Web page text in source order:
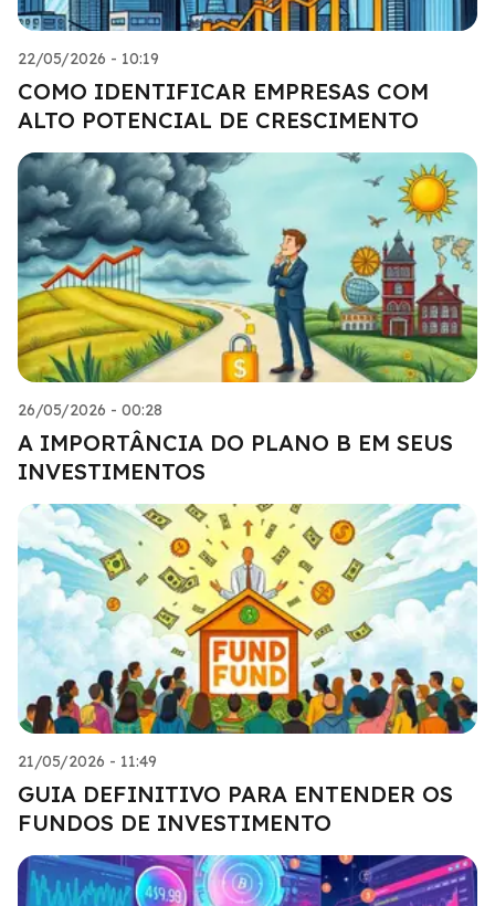
22/05/2026 - 10:19
COMO IDENTIFICAR EMPRESAS COM
ALTO POTENCIAL DE CRESCIMENTO
26/05/2026 - 00:28
A IMPORTÂNCIA DO PLANO B EM SEUS
INVESTIMENTOS
21/05/2026 - 11:49
GUIA DEFINITIVO PARA ENTENDER OS
FUNDOS DE INVESTIMENTO